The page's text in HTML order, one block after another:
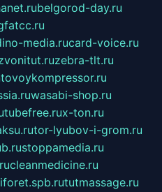
belgorod-day.ru
media.rucard-voice.ru
zebra-tlt.ru
wasabi-shop.ru
x-ton.ru
tor-lyubov-i-grom.ru
stoppamedia.ru
cleanmedicine.ru
tutmassage.ru